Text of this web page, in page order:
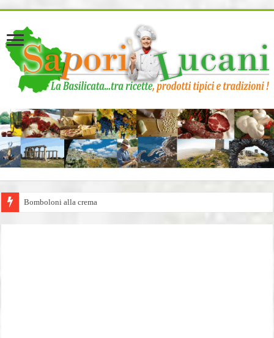
Bomboloni alla crema